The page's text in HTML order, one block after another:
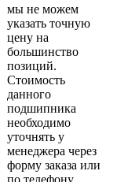
мы не можем
указать точную
цену на
большинство
позиций.
Стоимость
данного
подшипника
необходимо
уточнять у
менеджера через
форму заказа или
по телефону